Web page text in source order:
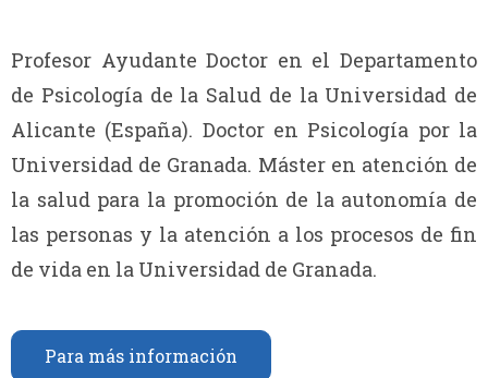
Profesor Ayudante Doctor en el Departamento
de Psicología de la Salud de la Universidad de
Alicante (España). Doctor en Psicología por la
Universidad de Granada. Máster en atención de
la salud para la promoción de la autonomía de
las personas y la atención a los procesos de fin
de vida en la Universidad de Granada.
Para más información